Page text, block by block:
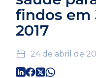
findos em
2017
24 de abril de